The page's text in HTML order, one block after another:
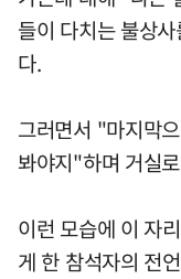
들이 다치는 불상
다.
그러면서 "마지막
봐야지"하며 거실
이런 모습에 이 자
게 한 참석자의 전